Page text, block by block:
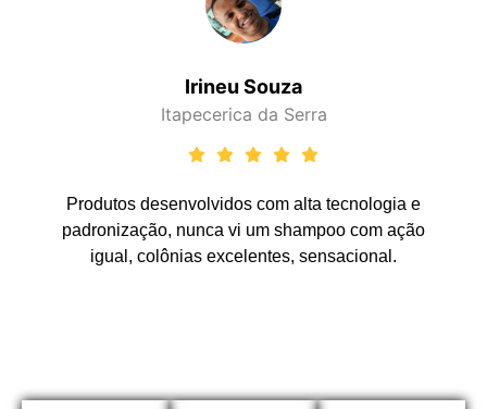
Irineu Souza
Itapecerica da Serra
Produtos desenvolvidos com alta tecnologia e
padronização, nunca vi um shampoo com ação
igual, colônias excelentes, sensacional.